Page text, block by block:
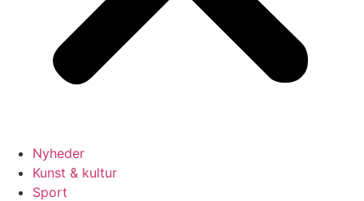
Nyheder
Kunst & kultur
Sport